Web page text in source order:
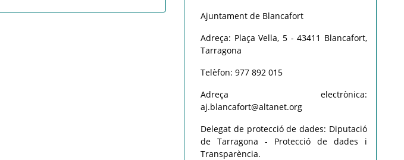
Ajuntament de Blancafort
Adreça: Plaça Vella, 5 - 43411 Blancafort,
Tarragona
Telèfon: 977 892 015
Adreça electrònica:
aj.blancafort@altanet.org
Delegat de protecció de dades: Diputació
de Tarragona - Protecció de dades i
Transparència.